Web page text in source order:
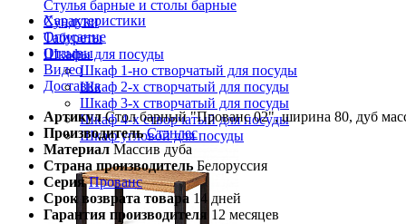
Стулья барные и столы барные
Сундуки
Табуреты
Шкафы для посуды
Шкаф 1-но створчатый для посуды
Шкаф 2-х створчатый для посуды
Шкаф 3-х створчатый для посуды
Шкаф 4-х створчатый для посуды
Шкаф угловой для посуды
Характеристики
Описание
Отзывы
Видео
Доставка
Артикул Стол барный "Прованс 02", ширина 80, дуб
Производитель Стэнлес
Материал Массив дуба
Страна производитель Белоруссия
Серия Прованс
Срок возврата товара 14 дней
Гарантия производителя 12 месяцев